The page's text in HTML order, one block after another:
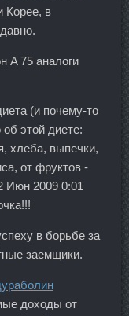
Корее, в
A 75 аналоги
(и почему-то
этой диете:
хлеба, выпечки,
от фруктов -
Июн 2009 0:01
в борьбе за
заемщики.
доходы от